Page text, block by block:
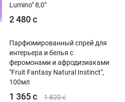
Lumino" 8,0"
2 480 с
Парфюмированный спрей для
интерьера и белья с
феромонами и афродизиаками
"Fruit Fantasy Natural Instinct",
100мл
1 365 с 1 820 с